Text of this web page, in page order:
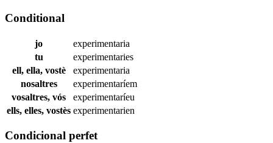
Conditional
jo
experimentaria
tu
experimentaries
ell, ella, vostè
experimentaria
nosaltres
experimentaríem
vosaltres, vós
experimentaríeu
ells, elles, vostès experimentarien
Condicional perfet